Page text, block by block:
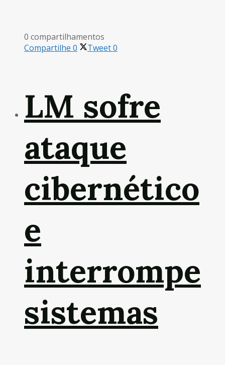
0 compartilhamentos
Compartilhe 0 Tweet0
LM sofre
ataque
cibernético
e
interrompe
sistemas